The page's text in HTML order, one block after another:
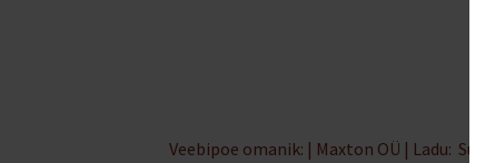
Veebipoe omanik: | Maxton OÜ | Ladu: